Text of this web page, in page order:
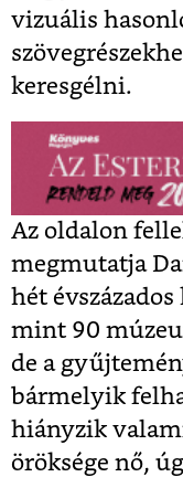
vizuális
keresgélni.
Az oldalon
megmutatja
hét
mint 90
de a
bármelyik
hiányzik
öröksége nő,